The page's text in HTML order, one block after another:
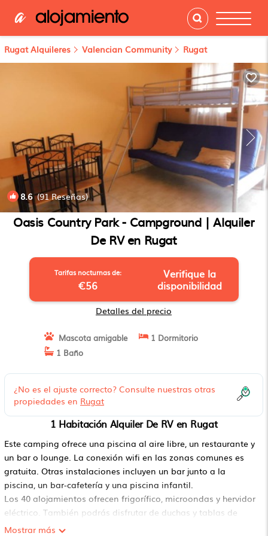
Rugat Alquileres Valencian Community Rugat
8.6(91 Reseñas)
Oasis Country Park - Campground | Alquiler
De RV en Rugat
Tarifas nocturnas de:
€56
Verifique la
disponibilidad
Detalles del precio
Mascota amigable
1 Dormitorio
1 Baño
¿No es el ajuste correcto? Consulte nuestras otras
propiedades en Rugat
1 Habitación Alquiler De RV en Rugat
Este camping ofrece una piscina al aire libre, un restaurante y
un bar o lounge. La conexión wifi en las zonas comunes es
gratuita. Otras instalaciones incluyen un bar junto a la
piscina, un bar-cafetería y una piscina infantil.
Los 40 alojamientos ofrecen frigorífico, microondas y hervidor
eléctrico. También podrás disfrutar de duchas y tablas de
planchar. No se ofrece servicio de limpieza.
Mostrar más